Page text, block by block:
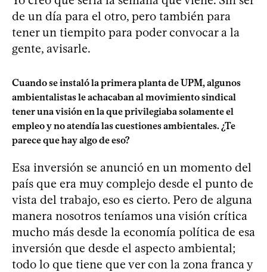
de un día para el otro, pero también para
tener un tiempito para poder convocar a la
gente, avisarle.
Cuando se instaló la primera planta de UPM, algunos
ambientalistas le achacaban al movimiento sindical
tener una visión en la que privilegiaba solamente el
empleo y no atendía las cuestiones ambientales. ¿Te
parece que hay algo de eso?
Esa inversión se anunció en un momento del
país que era muy complejo desde el punto de
vista del trabajo, eso es cierto. Pero de alguna
manera nosotros teníamos una visión crítica
mucho más desde la economía política de esa
inversión que desde el aspecto ambiental;
todo lo que tiene que ver con la zona franca y